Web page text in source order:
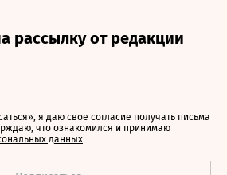
я даю свое согласие получать письма
что ознакомился и принимаю
данных